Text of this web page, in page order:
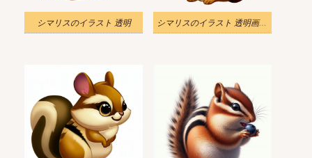
シマリスのイラスト 透明 シマリスのイラスト 透明画像 2